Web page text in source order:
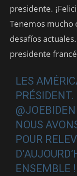
presidente.
Tenemos mucho
desafíos
presidente
LES
@JOEBIDEN
NOUS
POUR
ENSEMBLE !